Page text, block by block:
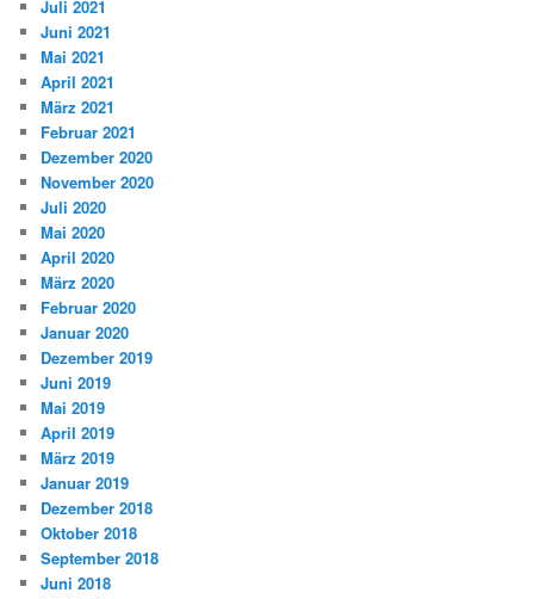
Juli 2021
Juni 2021
Mai 2021
April 2021
März 2021
Februar 2021
Dezember 2020
November 2020
Juli 2020
Mai 2020
April 2020
März 2020
Februar 2020
Januar 2020
Dezember 2019
Juni 2019
Mai 2019
April 2019
März 2019
Januar 2019
Dezember 2018
Oktober 2018
September 2018
Juni 2018